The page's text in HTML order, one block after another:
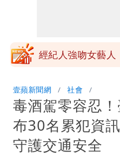
家！縣府出手了
經紀人強吻女藝
次看
慈濟遭詐10億 他
錯有那麼難嗎？
颱風相當有感！
雨這時才變小
五月天冠佑20歲女
壹蘋新聞網 社會
毒酒駕零容忍
布30名累犯資
守護交通安全